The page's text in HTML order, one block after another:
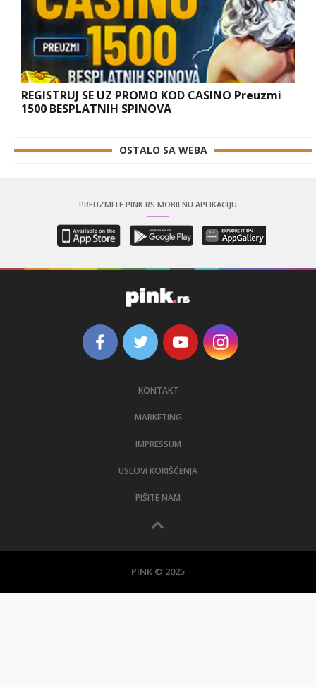
REGISTRUJ SE UZ PROMO KOD CASINO Preuzmi
1500 BESPLATNIH SPINOVA
OSTALO SA WEBA
PREUZMITE PINK.RS MOBILNU APLIKACIJU
KONTAKT
MARKETING
IMPRESSUM
USLOVI KORIŠĆENJA
PIŠITE NAM
PINK © 2025